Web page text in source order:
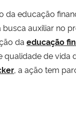
da educação
busca auxiliar no
da educação
de vida
, a ação tem